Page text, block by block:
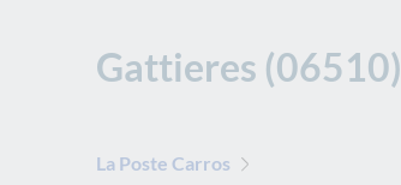
Gattieres (06510)
La Poste Carros